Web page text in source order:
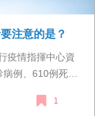
注意的是？
疫情指揮中心資
病例、610例死
化密切相關。然
1